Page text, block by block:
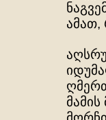
ამათ,